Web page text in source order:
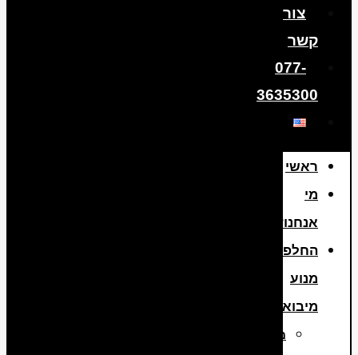
צור
קשר
077-
3635300
ראשי
מי
אנחנו?
החלפת
מנוע
מיבוא
מנועים